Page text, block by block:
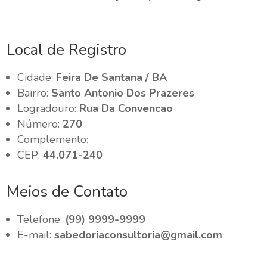
Local de Registro
Cidade: Feira De Santana / BA
Bairro: Santo Antonio Dos Prazeres
Logradouro: Rua Da Convencao
Número: 270
Complemento:
CEP:44.071-240
Meios de Contato
Telefone: (99) 9999-9999
E-mail:sabedoriaconsultoria@gmail.com